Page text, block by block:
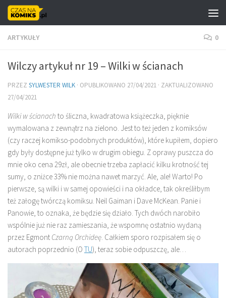
Skip to content
ARTYKUŁY 0
Wilczy artykuł nr 19 – Wilki w ścianach
PRZEZ SYLWESTER WILK · OPUBLIKOWANO 27/04/2021 · ZAKTUALIZOWANO
27/04/2021
Wilki w ścianach to śliczna, kwadratowa książeczka, pięknie
wymalowana z zewnątrz na zielono. Jest to też jeden z komiksów
(czy raczej komikso-podobnych produktów), które kupiłem, dopiero
gdy były dostępne już tylko w drugim obiegu. Z oprawy puszcza do
mnie oko cena 29zł, ale obecnie trzeba zapłacić kilku krotność tej
sumy, o zniżce 33% nie można nawet marzyć. Ale, ale! Warto! Po
pierwsze, są wilki i w samej opowieści i na okładce, tak określiłbym
też załogę twórczą komiksu. Neil Gaiman i Dave McKean. Panie i
Panowie, to oznaka, że będzie się działo. Tych dwóch narobiło
wspólnie już nie raz zamieszania, że wspomnę ostatnio wydaną
przez Egmont Czarną Orchideę. Całkiem sporo rozpisałem się o
autorach poprzednio (O TU), teraz sobie odpuszczę, ale…